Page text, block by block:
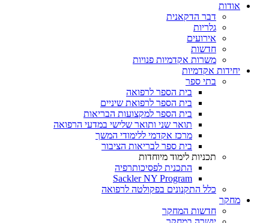
אודות
דבר הדקאנית
גלריות
אירועים
חדשות
משרות אקדמיות פנויות
יחידות אקדמיות
בתי ספר
בית הספר לרפואה
בית הספר לרפואת שיניים
בית הספר למקצועות הבריאות
תואר שני ותואר שלישי במדעי הרפואה
מרכז אקדמי ללימודי המשך
בית ספר לבריאות הציבור
תכניות לימוד מיוחדות
התכנית לפסיכותרפיה
Sackler NY Program
כלל התקנונים בפקולטה לרפואה
מחקר
חדשות המחקר